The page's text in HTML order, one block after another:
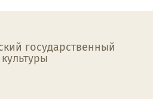
государственный